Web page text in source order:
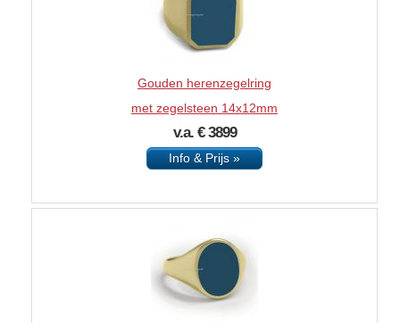
Gouden herenzegelring
met zegelsteen 14x12mm
v.a. € 3899
Info & Prijs »